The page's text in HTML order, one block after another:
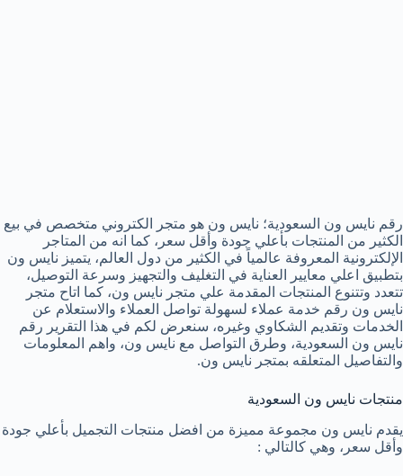
رقم نايس ون السعودية؛ نايس ون هو متجر الكتروني متخصص في بيع
الكثير من المنتجات بأعلي جودة وأقل سعر، كما انه من المتاجر
الإلكترونية المعروفة عالمياً في الكثير من دول العالم، يتميز نايس ون
بتطبيق اعلي معايير العناية في التغليف والتجهيز وسرعة التوصيل،
تتعدد وتتنوع المنتجات المقدمة علي متجر نايس ون، كما اتاح متجر
نايس ون رقم خدمة عملاء لسهولة تواصل العملاء والاستعلام عن
الخدمات وتقديم الشكاوي وغيره، سنعرض لكم في هذا التقرير رقم
نايس ون السعودية، وطرق التواصل مع نايس ون، واهم المعلومات
والتفاصيل المتعلقه بمتجر نايس ون.
منتجات نايس ون السعودية
يقدم نايس ون مجموعة مميزة من افضل منتجات التجميل بأعلي جودة
وأقل سعر، وهي كالتالي :